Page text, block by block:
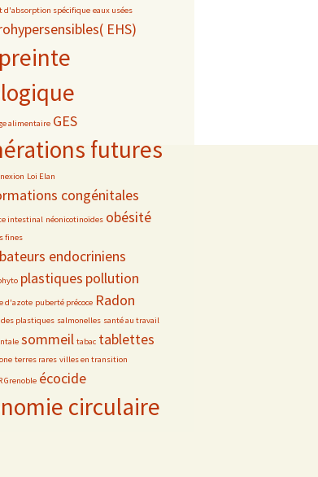
d'absorption spécifique eaux usées
EHS)
alimentaire GES
futures
Loi Elan
congénitales
intestinal néonicotinoïdes obésité
fines
endocriniens
plastiques pollution
d'azote puberté précoce Radon
des plastiques salmonelles santé au travail
sommeil tabac tablettes
terres rares villes en transition
Grenoble écocide
circulaire